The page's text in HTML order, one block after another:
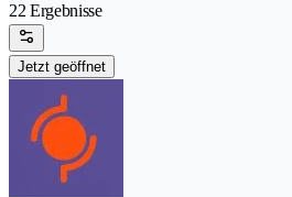
22 Ergebnisse
Jetzt geöffnet